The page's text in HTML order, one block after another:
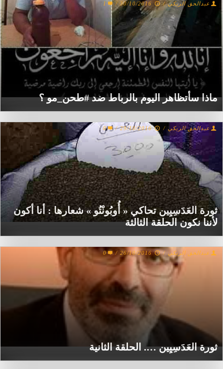
ماذا سأتظاهر اليوم بالرباط ضد #طحن_مو ؟
عبدالحق الريكي /
30/10/2016
/
1
ثورة العَدَسِيِين تحاكي « أُوبُونْتُو » شعارها : أنا أكون
لأننا نكون الحلقة الثالثة
عبدالحق الريكي /
29/10/2016
/
0
ثورة العَدَسِيِين …. الحلقة الثانية
عبدالحق الريكي /
26/10/2016
/
0